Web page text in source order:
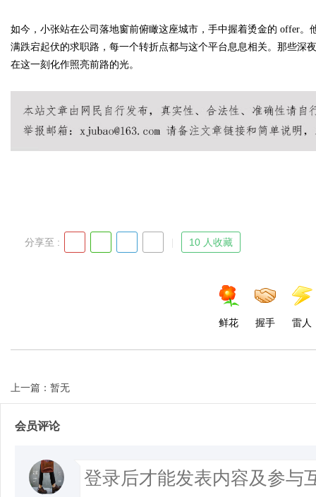
如今，小张站在公司落地窗前俯瞰这座城市，手中握着烫金的 offer。
满跌宕起伏的求职路，每一个转折点都与这个平台息息相关。那些深
在这一刻化作照亮前路的光。
分享至 : 10 人收藏
鲜花 握手 雷人
上一篇：暂无
会员评论